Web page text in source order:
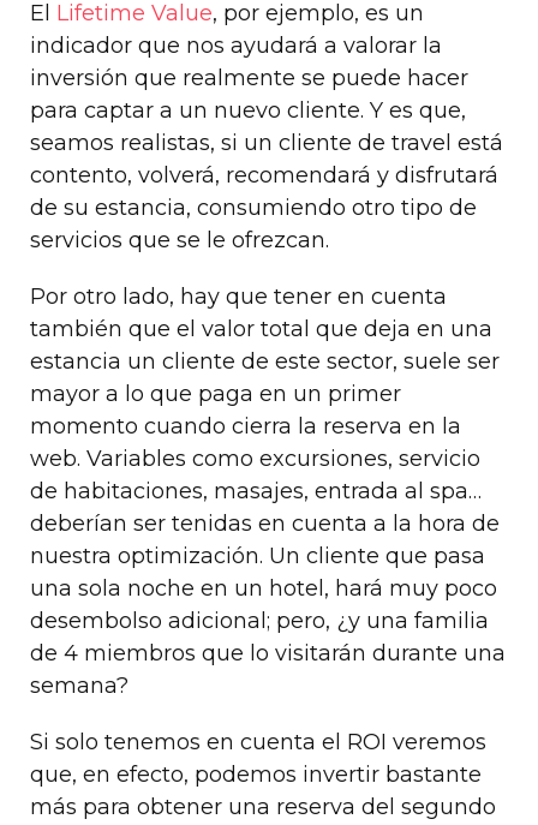
El Lifetime Value, por ejemplo, es un
indicador que nos ayudará a valorar la
inversión que realmente se puede hacer
para captar a un nuevo cliente. Y es que,
seamos realistas, si un cliente de travel está
contento, volverá, recomendará y disfrutará
de su estancia, consumiendo otro tipo de
servicios que se le ofrezcan.
Por otro lado, hay que tener en cuenta
también que el valor total que deja en una
estancia un cliente de este sector, suele ser
mayor a lo que paga en un primer
momento cuando cierra la reserva en la
web. Variables como excursiones, servicio
de habitaciones, masajes, entrada al spa…
deberían ser tenidas en cuenta a la hora de
nuestra optimización. Un cliente que pasa
una sola noche en un hotel, hará muy poco
desembolso adicional; pero, ¿y una familia
de 4 miembros que lo visitarán durante una
semana?
Si solo tenemos en cuenta el ROI veremos
que, en efecto, podemos invertir bastante
más para obtener una reserva del segundo